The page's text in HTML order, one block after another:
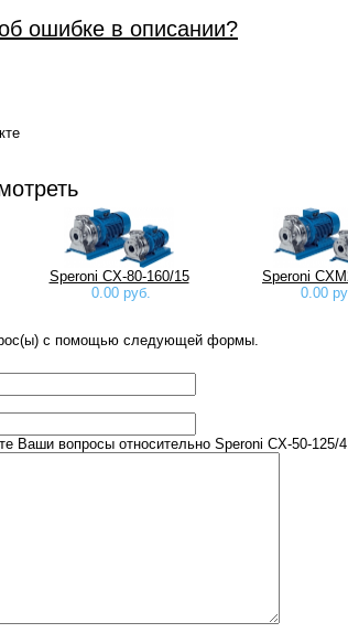
ошибке в описании?
Speroni CX-80-160/15
0.00 руб.
Speroni
0.00
с помощью следующей формы.
Ваши вопросы относительно Speroni CX-50-125/